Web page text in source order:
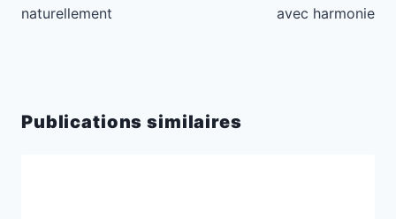
naturellement
avec harmonie
Publications similaires